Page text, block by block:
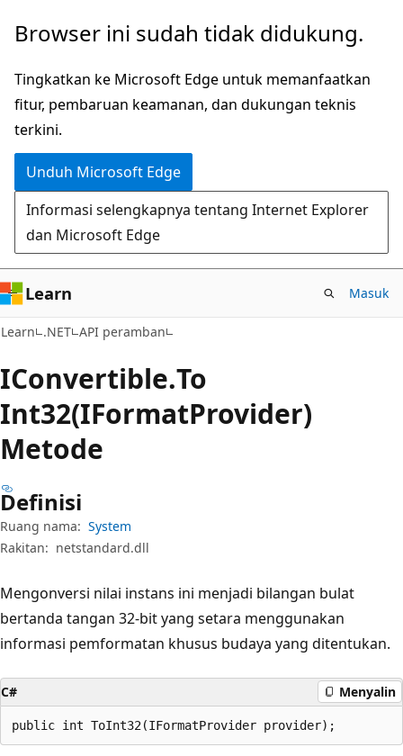
Lompati
konten
utama
Lewati
navigasi
dalam
halaman
Browser ini sudah tidak didukung.
Tingkatkan ke Microsoft Edge untuk memanfaatkan
fitur, pembaruan keamanan, dan dukungan teknis
terkini.
Unduh Microsoft Edge
Informasi selengkapnya tentang Internet Explorer
dan Microsoft Edge
Learn Masuk
Learn .NET API peramban
IConvertible.To
Int32(IFormatProvider)
Metode
Definisi
Ruang nama: System
Rakitan: netstandard.dll
Mengonversi nilai instans ini menjadi bilangan bulat
bertanda tangan 32-bit yang setara menggunakan
informasi pemformatan khusus budaya yang ditentukan.
C# Menyalin
public int ToInt32(IFormatProvider provider);